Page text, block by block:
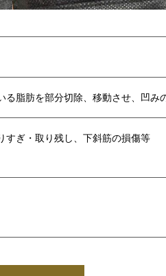
脂肪を部分切除、移動させ、凹み
すぎ・取り残し、下斜筋の損傷等